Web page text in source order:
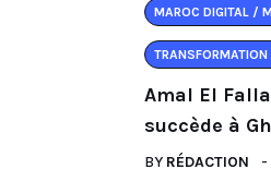
MAROC DIGITAL /
TRANSFORMATION
Amal El
succède à
BY RÉDACTION